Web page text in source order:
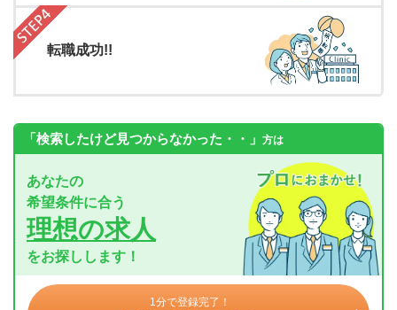
転職成功!!
「検索したけど見つからなかった・・」 方は
あなたの
希望条件に合う
理想の求人
をお探しします！
1分で登録完了！